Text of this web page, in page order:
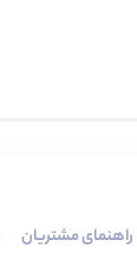
راهنمای مشتریان